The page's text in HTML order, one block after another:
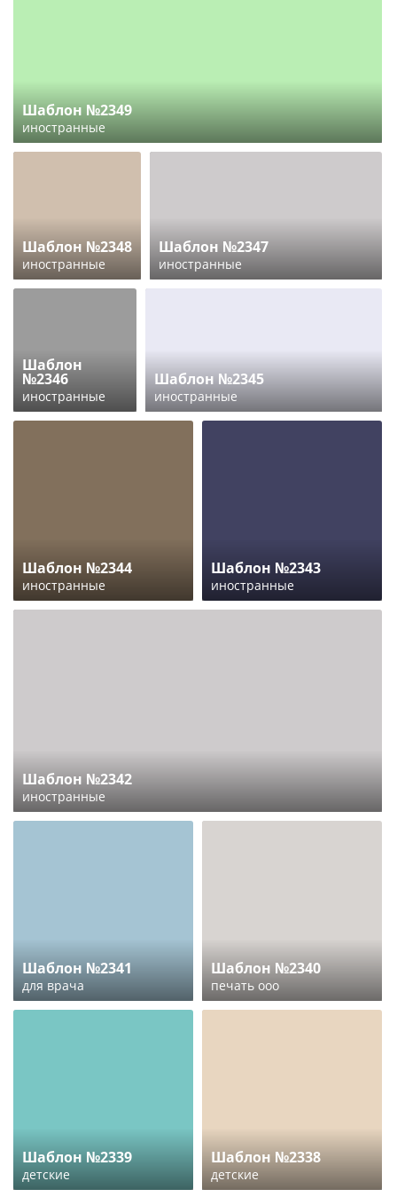
Шаблон №2349
иностранные
Шаблон №2348
иностранные
Шаблон №2347
иностранные
Шаблон
№2346
иностранные
Шаблон №2345
иностранные
Шаблон №2344
иностранные
Шаблон №2343
иностранные
Шаблон №2342
иностранные
Шаблон №2341
для врача
Шаблон №2340
печать ооо
Шаблон №2339
детские
Шаблон №2338
детские